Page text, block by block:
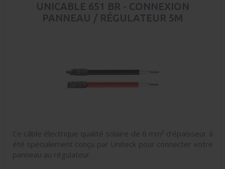
UNICABLE 651 BR - CONNEXION
PANNEAU / RÉGULATEUR 5M
Ce câble électrique qualité solaire de 6 mm² d'épaisseur à
été spécialement conçu par Uniteck pour connecter votre
panneau au régulateur.